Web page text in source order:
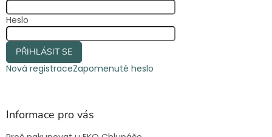
Heslo
PŘIHLÁSIT SE
Nová registraceZapomenuté heslo
Informace pro vás